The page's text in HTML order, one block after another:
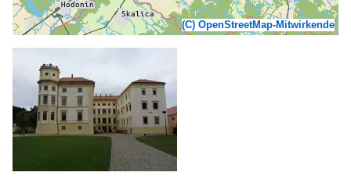
(C) OpenStreetMap-Mitwirkende